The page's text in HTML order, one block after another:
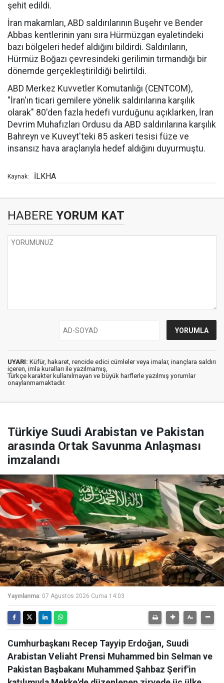
şehit edildi.
İran makamları, ABD saldırılarının Buşehr ve Bender
Abbas kentlerinin yanı sıra Hürmüzgan eyaletindeki
bazı bölgeleri hedef aldığını bildirdi. Saldırıların,
Hürmüz Boğazı çevresindeki gerilimin tırmandığı bir
dönemde gerçekleştirildiği belirtildi.
ABD Merkez Kuvvetler Komutanlığı (CENTCOM),
"İran'ın ticari gemilere yönelik saldırılarına karşılık
olarak" 80'den fazla hedefi vurduğunu açıklarken, İran
Devrim Muhafızları Ordusu da ABD saldırılarına karşılık
Bahreyn ve Kuveyt'teki 85 askeri tesisi füze ve
insansız hava araçlarıyla hedef aldığını duyurmuştu.
Kaynak: İLKHA
HABERE YORUM KAT
UYARI: Küfür, hakaret, rencide edici cümleler veya imalar, inançlara saldırı
içeren, imla kuralları ile yazılmamış,
Türkçe karakter kullanılmayan ve büyük harflerle yazılmış yorumlar
onaylanmamaktadır.
Türkiye Suudi Arabistan ve Pakistan
arasında Ortak Savunma Anlaşması
imzalandı
Yayınlanma: 07 Ağustos 2026 Cuma 14:03
Cumhurbaşkanı Recep Tayyip Erdoğan, Suudi
Arabistan Veliaht Prensi Muhammed bin Selman ve
Pakistan Başbakanı Muhammed Şahbaz Şerif'in